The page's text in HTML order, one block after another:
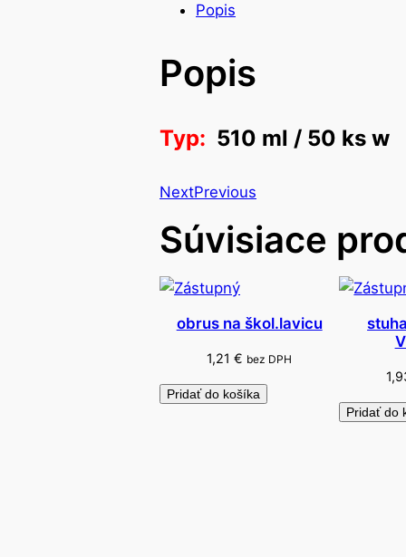
Popis
Popis
Typ: 510 ml / 50 ks w
NextPrevious
Súvisiace
obrus na škol.lavicu
1,21€ bez DPH
Pridať do košíka
Pridať do